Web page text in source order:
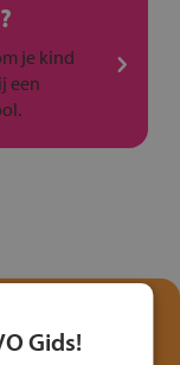
je kind
een
Gids!